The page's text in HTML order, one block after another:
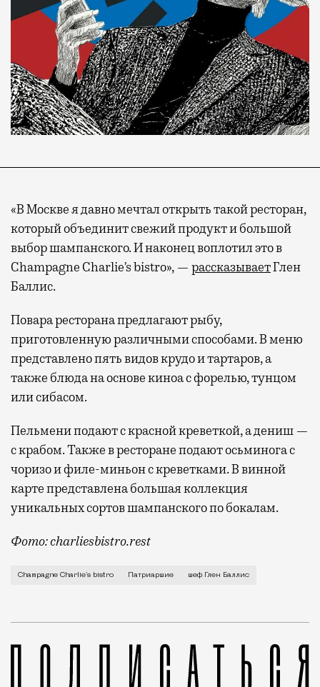
«В Москве я давно мечтал открыть такой ресторан,
который объединит свежий продукт и большой
выбор шампанского. И наконец воплотил это в
Champagne Charlie’s bistro», — рассказываетГлен
Баллис.
Повара ресторана предлагают рыбу,
приготовленную различными способами. В меню
представлено пять видов крудо и тартаров, а
также блюда на основе киноа с форелью, тунцом
или сибасом.
Пельмени подают с красной креветкой, а дениш —
с крабом. Также в ресторане подают осьминога с
чоризо и филе-миньон с креветками. В винной
карте представлена большая коллекция
уникальных сортов шампанского по бокалам.
Фото: charliesbistro.rest
Это третий проект австралийского шефа Глена
Champagne Charlie's bistro Патриаршие шеф Глен Баллис